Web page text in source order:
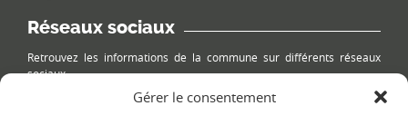
Gérer le consentement
Réseaux sociaux
Retrouvez les informations de la commune sur différents réseaux
sociaux.